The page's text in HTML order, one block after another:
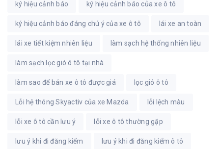
ký hiệu cảnh báo ký hiệu cảnh báo của xe ô tô
ký hiệu cảnh báo đáng chú ý của xe ô tô lái xe an toàn
lái xe tiết kiệm nhiên liệu làm sạch hệ thống nhiên liệu
làm sạch lọc gió ô tô tại nhà
làm sao để bán xe ô tô được giá lọc gió ô tô
Lỗi hệ thóng Skyactiv của xe Mazda lỗi lệch màu
lỗi xe ô tô cần lưu ý lỗi xe ô tô thường gặp
lưu ý khi đi đăng kiểm lưu ý khi đi đăng kiểm ô tô